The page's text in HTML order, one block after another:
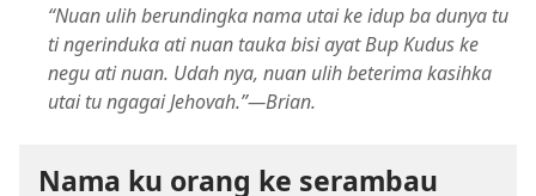
“Nuan ulih berundingka nama utai ke idup ba dunya tu
ti ngerinduka ati nuan tauka bisi ayat Bup Kudus ke
negu ati nuan. Udah nya, nuan ulih beterima kasihka
utai tu ngagai Jehovah.”​—Brian.
Nama ku orang ke serambau